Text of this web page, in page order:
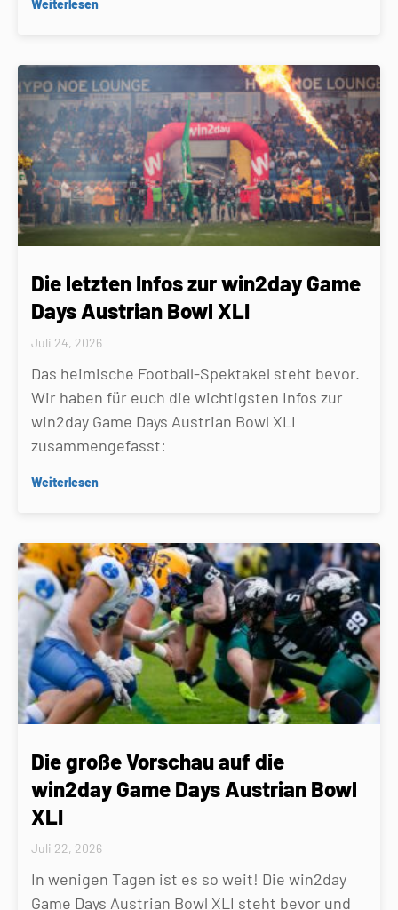
Weiterlesen
Die letzten Infos zur win2day Game
Days Austrian Bowl XLI
Juli 24, 2026
Das heimische Football-Spektakel steht bevor.
Wir haben für euch die wichtigsten Infos zur
win2day Game Days Austrian Bowl XLI
zusammengefasst:
Weiterlesen
Die große Vorschau auf die
win2day Game Days Austrian Bowl
XLI
Juli 22, 2026
In wenigen Tagen ist es so weit! Die win2day
Game Days Austrian Bowl XLI steht bevor und